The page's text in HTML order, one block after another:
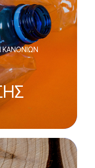
ΚΑΝΟΝΙΩΝ